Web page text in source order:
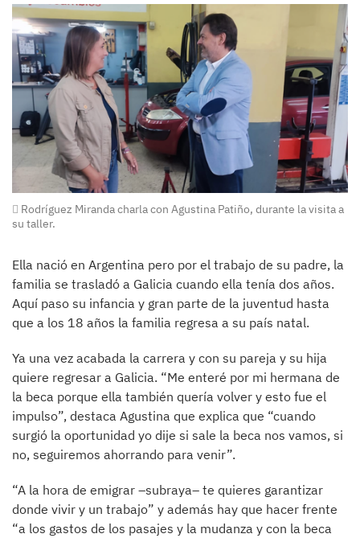
Rodríguez Miranda charla con Agustina Patiño, durante la visita a
su taller.
Ella nació en Argentina pero por el trabajo de su padre, la
familia se trasladó a Galicia cuando ella tenía dos años.
Aquí paso su infancia y gran parte de la juventud hasta
que a los 18 años la familia regresa a su país natal.
Ya una vez acabada la carrera y con su pareja y su hija
quiere regresar a Galicia. “Me enteré por mi hermana de
la beca porque ella también quería volver y esto fue el
impulso”, destaca Agustina que explica que “cuando
surgió la oportunidad yo dije si sale la beca nos vamos, si
no, seguiremos ahorrando para venir”.
“A la hora de emigrar –subraya– te quieres garantizar
donde vivir y un trabajo” y además hay que hacer frente
“a los gastos de los pasajes y la mudanza y con la beca